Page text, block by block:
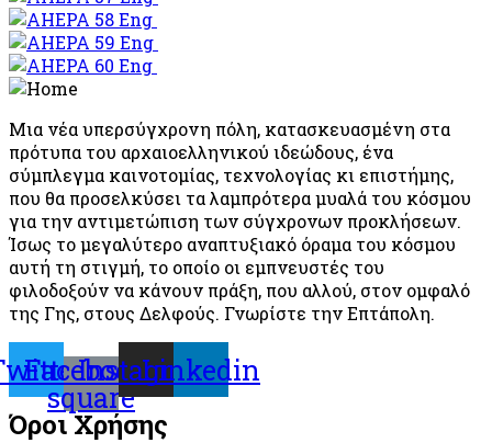
Μια νέα υπερσύγχρονη πόλη, κατασκευασμένη στα
πρότυπα του αρχαιοελληνικού ιδεώδους, ένα
σύμπλεγμα καινοτομίας, τεχνολογίας κι επιστήμης,
που θα προσελκύσει τα λαμπρότερα μυαλά του κόσμου
για την αντιμετώπιση των σύγχρονων προκλήσεων.
Ίσως το μεγαλύτερο αναπτυξιακό όραμα του κόσμου
αυτή τη στιγμή, το οποίο οι εμπνευστές του
φιλοδοξούν να κάνουν πράξη, που αλλού, στον ομφαλό
της Γης, στους Δελφούς. Γνωρίστε την Επτάπολη.
Facebook-
square
Instagram
Linkedin
Όροι Χρήσης